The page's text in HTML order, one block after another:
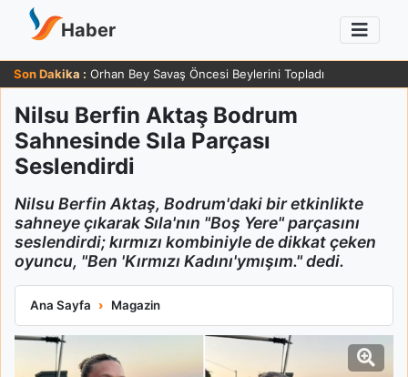
Haber
Son Dakika : Orhan Bey Savaş Öncesi Beylerini Topladı
Nilsu Berfin Aktaş Bodrum
Sahnesinde Sıla Parçası
Seslendirdi
Nilsu Berfin Aktaş, Bodrum'daki bir etkinlikte
sahneye çıkarak Sıla'nın "Boş Yere" parçasını
seslendirdi; kırmızı kombiniyle de dikkat çeken
oyuncu, "Ben 'Kırmızı Kadını'ymışım." dedi.
Ana Sayfa Magazin
Nilsu Berfin Aktaş Bodrum Sahnesinde Sıla Parçası Seslendirdi